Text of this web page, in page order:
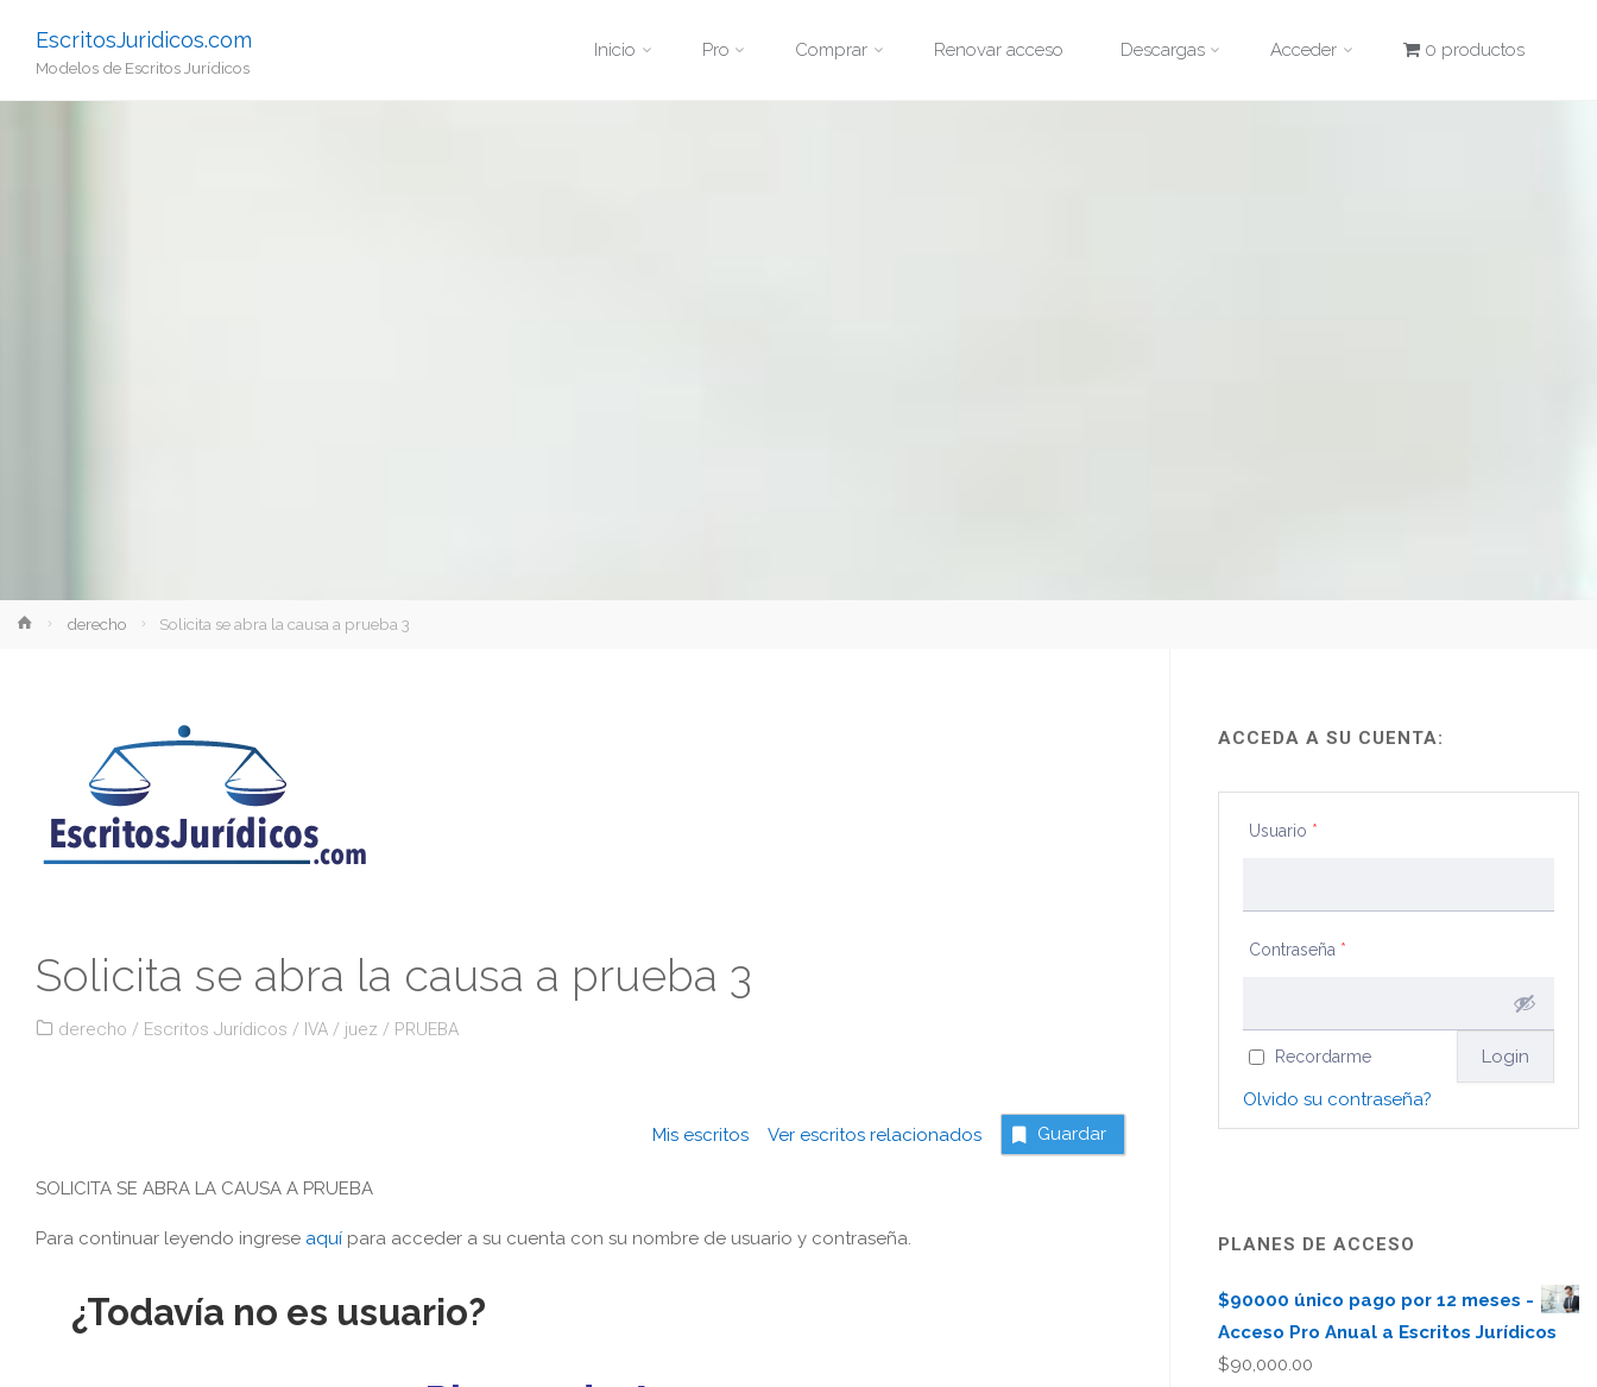
EscritosJuridicos.com
Modelos de Escritos Jurídicos
Inicio Pro Comprar Renovar acceso Descargas Acceder 0 productos
Inicioderecho Solicita se abra la causa a prueba 3
Solicita se abra la causa a prueba 3
derecho / Escritos Jurídicos / IVA / juez / PRUEBA
Mis escritosVer escritos relacionados Guardar
SOLICITA SE ABRA LA CAUSA A PRUEBA
Para continuar leyendo ingrese aquí para acceder a su cuenta con su nombre de usuario y contraseña.
¿Todavía no es usuario?
ACCEDA A SU CUENTA:
Usuario *
Contraseña *
Recordarme
Olvido su contraseña?
PLANES DE ACCESO
$90000 único pago por 12 meses -
Acceso Pro Anual a Escritos Jurídicos
$90,000.00